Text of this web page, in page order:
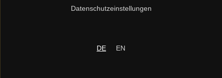
Datenschutzeinstellungen
DE EN